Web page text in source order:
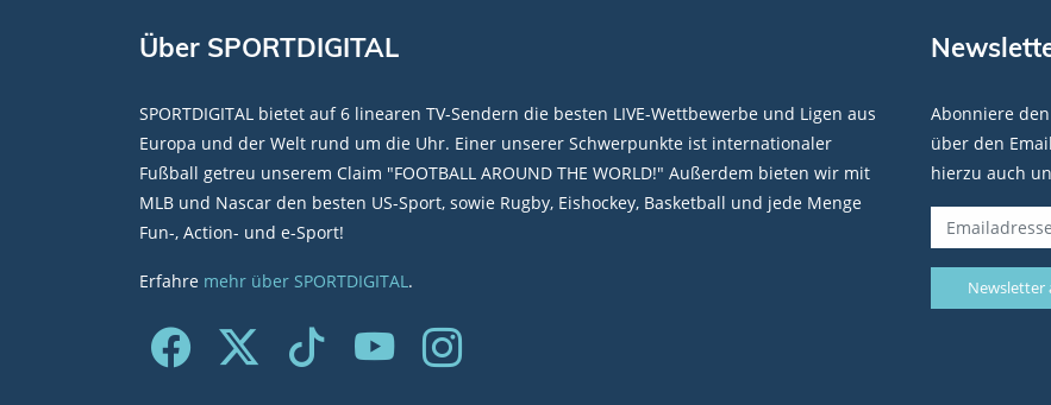
Über SPORTDIGITAL
SPORTDIGITAL bietet auf 6 linearen TV-Sendern die besten LIVE-Wettbewerbe und Ligen aus
Europa und der Welt rund um die Uhr. Einer unserer Schwerpunkte ist internationaler
Fußball getreu unserem Claim "FOOTBALL AROUND THE WORLD!" Außerdem bieten wir mit
MLB und Nascar den besten US-Sport, sowie Rugby, Eishockey, Basketball und jede Menge
Fun-, Action- und e-Sport!
Erfahre mehr über SPORTDIGITAL.
Abonniere den
über den
hierzu auch